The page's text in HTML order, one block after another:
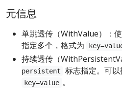
元信息
单跳透传（WithValue）：
指定多个，格式为
持续透传（
persistent
标志指定。可
key=value 。